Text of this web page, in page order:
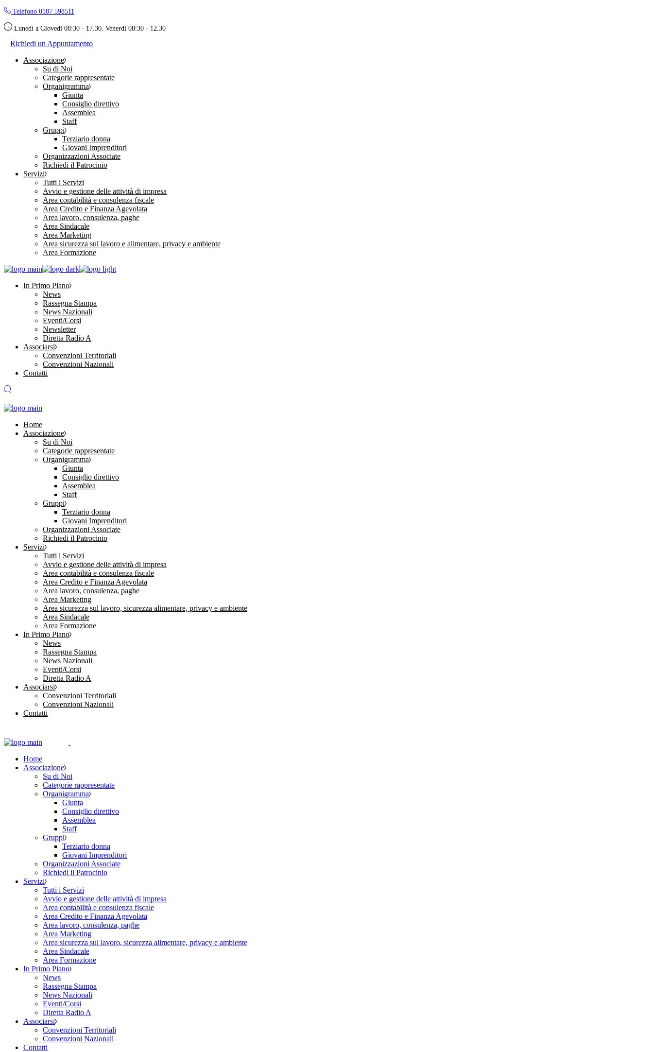
Skip
the
Telefono 0187 598511
Lunedì a Giovedì 08:30 - 17.30. Venerdì 08:30 - 12.30
Richiedi un Appuntamento
Associazione
Su di Noi
Categorie rappresentate
Organigramma
Giunta
Consiglio direttivo
Assemblea
Staff
Gruppi
Terziario donna
Giovani Imprenditori
Organizzazioni Associate
Richiedi il Patrocinio
Servizi
Tutti i Servizi
Avvio e gestione delle attività di impresa
Area contabilità e consulenza fiscale
Area Credito e Finanza Agevolata
Area lavoro, consulenza, paghe
Area Sindacale
Area Marketing
Area sicurezza sul lavoro e alimentare, privacy e ambiente
Area Formazione
In Primo Piano
News
Rassegna Stampa
News Nazionali
Eventi/Corsi
Newsletter
Diretta Radio A
Associarsi
Convenzioni Territoriali
Convenzioni Nazionali
Contatti
Home
Associazione
Su di Noi
Categorie rappresentate
Organigramma
Giunta
Consiglio direttivo
Assemblea
Staff
Gruppi
Terziario donna
Giovani Imprenditori
Organizzazioni Associate
Richiedi il Patrocinio
Servizi
Tutti i Servizi
Avvio e gestione delle attività di impresa
Area contabilità e consulenza fiscale
Area Credito e Finanza Agevolata
Area lavoro, consulenza, paghe
Area Marketing
Area sicurezza sul lavoro, sicurezza alimentare, privacy e ambiente
Area Sindacale
Area Formazione
In Primo Piano
News
Rassegna Stampa
News Nazionali
Eventi/Corsi
Diretta Radio A
Associarsi
Convenzioni Territoriali
Convenzioni Nazionali
Contatti
Home
Associazione
Su di Noi
Categorie rappresentate
Organigramma
Giunta
Consiglio direttivo
Assemblea
Staff
Gruppi
Terziario donna
Giovani Imprenditori
Organizzazioni Associate
Richiedi il Patrocinio
Servizi
Tutti i Servizi
Avvio e gestione delle attività di impresa
Area contabilità e consulenza fiscale
Area Credito e Finanza Agevolata
Area lavoro, consulenza, paghe
Area Marketing
Area sicurezza sul lavoro, sicurezza alimentare, privacy e ambiente
Area Sindacale
Area Formazione
In Primo Piano
News
Rassegna Stampa
News Nazionali
Eventi/Corsi
Diretta Radio A
Associarsi
Convenzioni Territoriali
Convenzioni Nazionali
Contatti